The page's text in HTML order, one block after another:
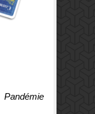
Pandémie